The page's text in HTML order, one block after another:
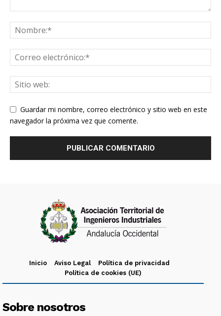
Guardar mi nombre, correo electrónico y sitio web en este
navegador la próxima vez que comente.
Inicio Aviso Legal
Política de privacidad
Política de cookies (UE)
Sobre nosotros